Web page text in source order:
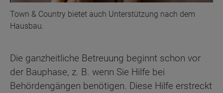
Town & Country bietet auch Unterstützung nach dem
Hausbau.
Die ganzheitliche Betreuung beginnt schon vor
der Bauphase, z. B. wenn Sie Hilfe bei
Behördengängen benötigen. Diese Hilfe erstreckt